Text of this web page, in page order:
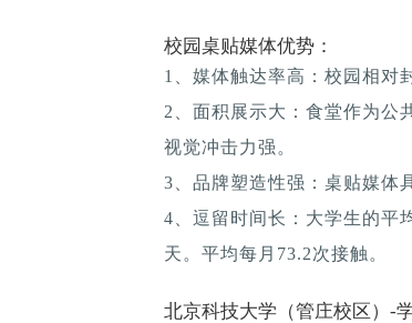
校园桌贴媒体优势：
1、媒体触达率高：校园相对
2、面积展示大：食堂作为公
视觉冲击力强。
3、品牌塑造性强：桌贴媒体
4、逗留时间长：大学生的平
天。平均每月73.2次接触。
北京科技大学（管庄校区）-